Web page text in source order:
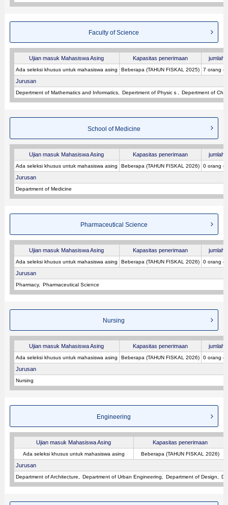
Faculty of Science
Ujian masuk Mahasiswa Asing Kapasitas penerimaan jumlah
Ada seleksi khusus untuk mahasiswa asing Beberapa (TAHUN FISKAL 2025) 7 orang
Jurusan
Depertment of Mathematics and Informatics Depertment of Physicｓ Depertment of
School of Medicine
Ujian masuk Mahasiswa Asing Kapasitas penerimaan jumlah
Ada seleksi khusus untuk mahasiswa asing Beberapa (TAHUN FISKAL 2026) 0 orang
Jurusan
Department of Medicine
Pharmaceutical Science
Ujian masuk Mahasiswa Asing Kapasitas penerimaan jumlah
Ada seleksi khusus untuk mahasiswa asing Beberapa (TAHUN FISKAL 2026) 0 orang
Jurusan
Pharmacy Pharmaceutical Science
Nursing
Ujian masuk Mahasiswa Asing Kapasitas penerimaan jumlah
Ada seleksi khusus untuk mahasiswa asing Beberapa (TAHUN FISKAL 2026) 0 orang
Jurusan
Nursing
Engineering
Ujian masuk Mahasiswa Asing Kapasitas penerimaan
Ada seleksi khusus untuk mahasiswa asing Beberapa (TAHUN FISKAL 2026)
Jurusan
Department of Architecture Department of Urban Engineering Department of Design